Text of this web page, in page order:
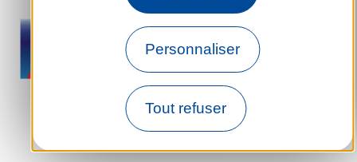
Personnaliser
Tout refuser